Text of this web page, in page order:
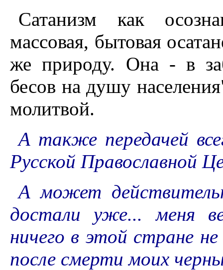
Сатанизм как
массовая, бытовая
же природу. Она - в
бесов на душу
молитвой.
А также передачей
Русской Православной
А может
достали уже... меня
ничего в этой стране
после смерти моих